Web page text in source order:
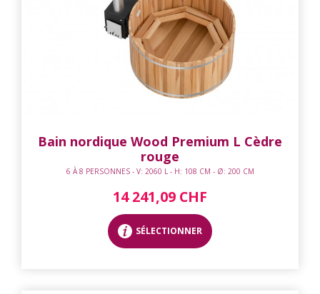
Bain nordique Wood Premium L Cèdre
rouge
6 À 8 PERSONNES - V: 2060 L - H: 108 CM - Ø: 200 CM
14 241,09 CHF
SÉLECTIONNER